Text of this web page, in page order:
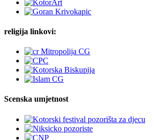
religija linkovi:
Scenska umjetnost